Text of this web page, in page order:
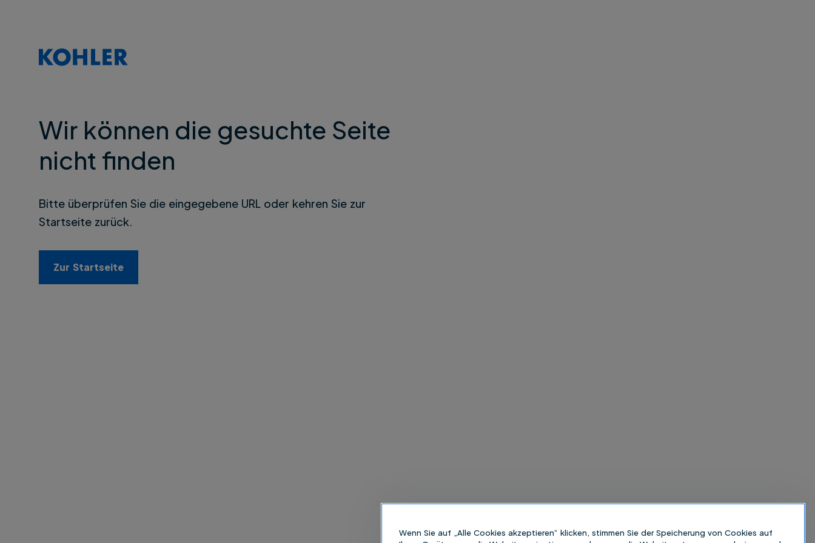
Wir können die gesuchte Seite
nicht finden
Bitte überprüfen Sie die eingegebene URL oder kehren Sie zur
Startseite zurück.
Zur Startseite
Wenn Sie auf „Alle Cookies akzeptieren“ klicken, stimmen Sie der Speicherung von Cookies auf